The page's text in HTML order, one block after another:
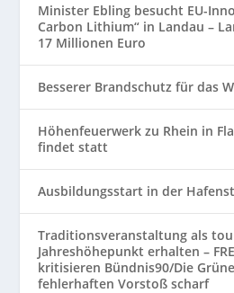
Minister Ebling besucht EU-
Carbon Lithium“ in Landau –
17 Millionen Euro
Besserer Brandschutz für das
Höhenfeuerwerk zu Rhein in
findet statt
Ausbildungsstart in der
Traditionsveranstaltung als
Jahreshöhepunkt erhalten –
kritisieren Bündnis90/Die
fehlerhaften Vorstoß scharf